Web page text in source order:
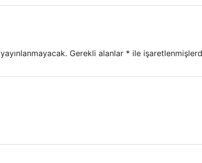
Gerekli alanlar * ile